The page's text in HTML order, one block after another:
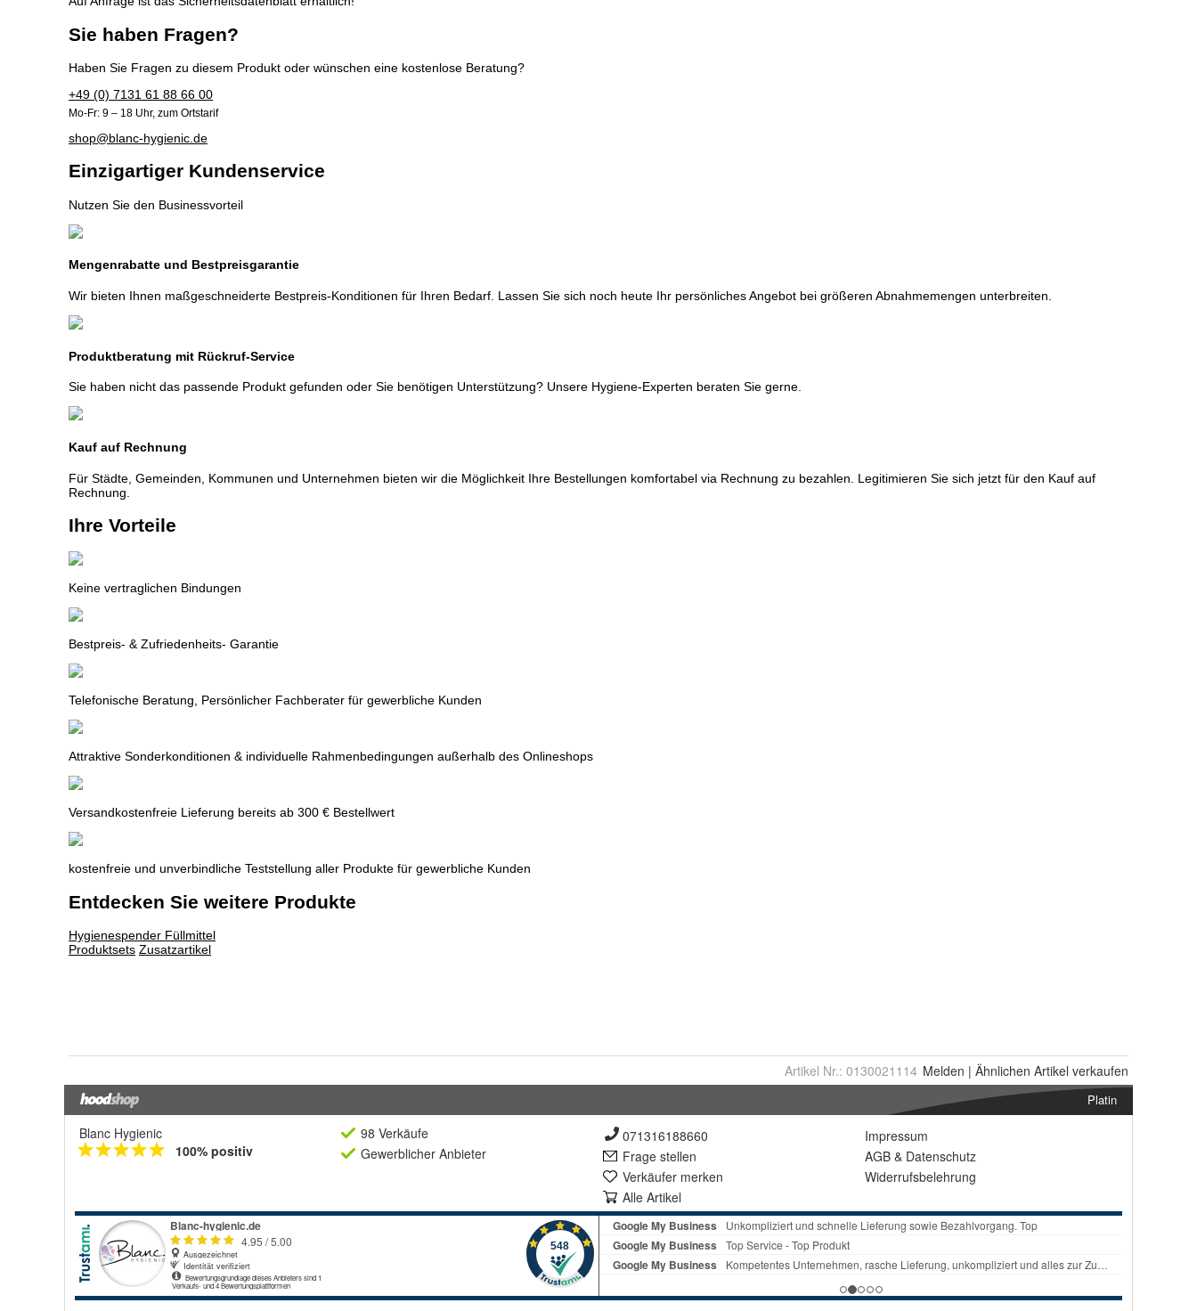
Artikel Nr.: 0130021114 Melden | Ähnlichen Artikel verkaufen
Platin
Blanc Hygienic
100% positiv
98 Verkäufe
Gewerblicher Anbieter
071316188660
Frage stellen
Verkäufer merken
Alle Artikel
Impressum
AGB & Datenschutz
Widerrufsbelehrung